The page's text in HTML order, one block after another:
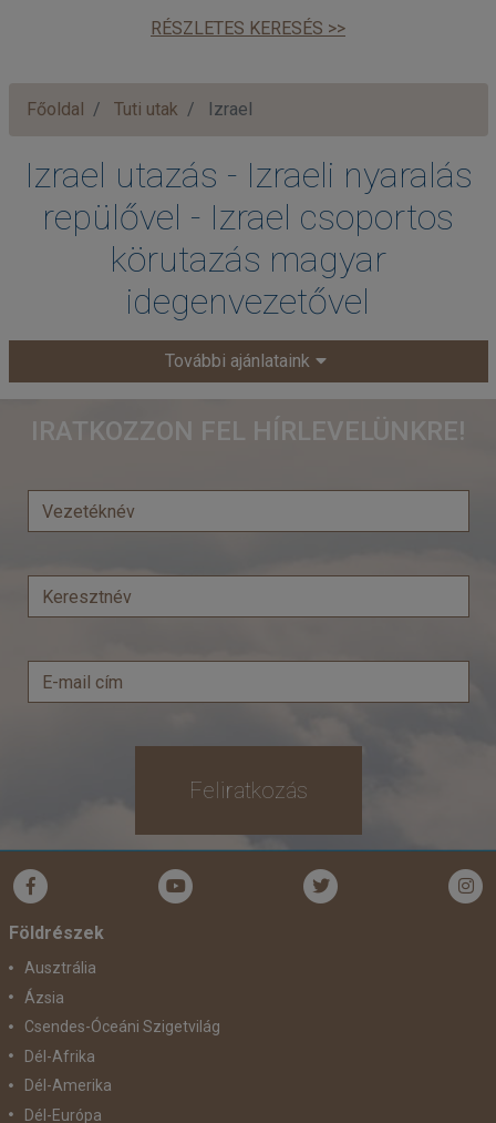
RÉSZLETES KERESÉS >>
Főoldal Tuti utak Izrael
Izrael utazás - Izraeli nyaralás
repülővel - Izrael csoportos
körutazás magyar
idegenvezetővel
További ajánlataink
IRATKOZZON FEL HÍRLEVELÜNKRE!
Feliratkozás
Földrészek
Ausztrália
Ázsia
Csendes-Óceáni Szigetvilág
Dél-Afrika
Dél-Amerika
Dél-Európa